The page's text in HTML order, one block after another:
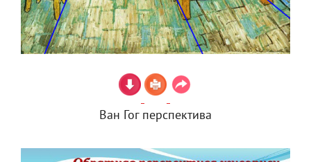
Ван Гог перспектива